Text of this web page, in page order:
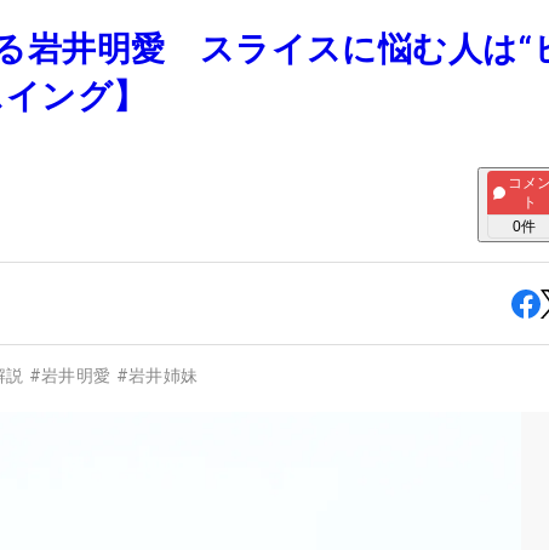
岩井明愛 スライスに悩む人は“
ング】
コメン
ト
0件
説 #岩井明愛 #岩井姉妹